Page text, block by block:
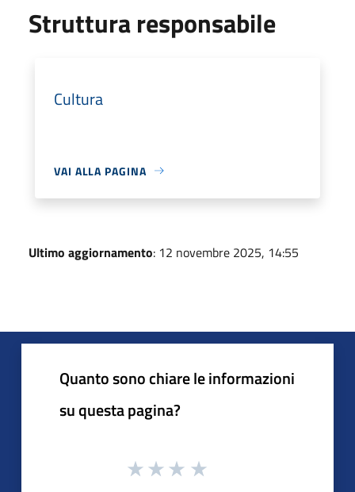
Struttura responsabile
Cultura
VAI ALLA PAGINA
Ultimo aggiornamento: 12 novembre 2025, 14:55
Quanto sono chiare le informazioni
su questa pagina?